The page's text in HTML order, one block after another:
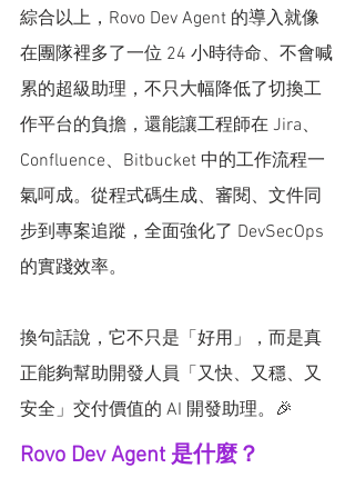
綜合以上，Rovo Dev Agent 的導入就像
在團隊裡多了一位 24 小時待命、不會喊
累的超級助理，不只大幅降低了切換工
作平台的負擔，還能讓工程師在 Jira、
Confluence、Bitbucket 中的工作流程一
氣呵成。從程式碼生成、審閱、文件同
步到專案追蹤，全面強化了 DevSecOps
的實踐效率。
換句話說，它不只是「好用」，而是真
正能夠幫助開發人員「又快、又穩、又
安全」交付價值的 AI 開發助理。🎉
Rovo Dev Agent 是什麼？